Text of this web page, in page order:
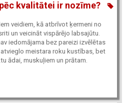
kvalitātei ir nozīme?
veidiem, kā atbrīvot ķermeni no
un veicināt vispārējo labsajūtu.
iedomājama bez pareizi izvēlētas
meistara roku kustības, bet
ādai, muskuļiem un prātam.